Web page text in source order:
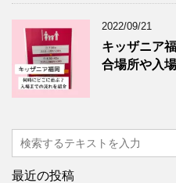
2022/09/21
キッザニア
合場所や入
最近の投稿